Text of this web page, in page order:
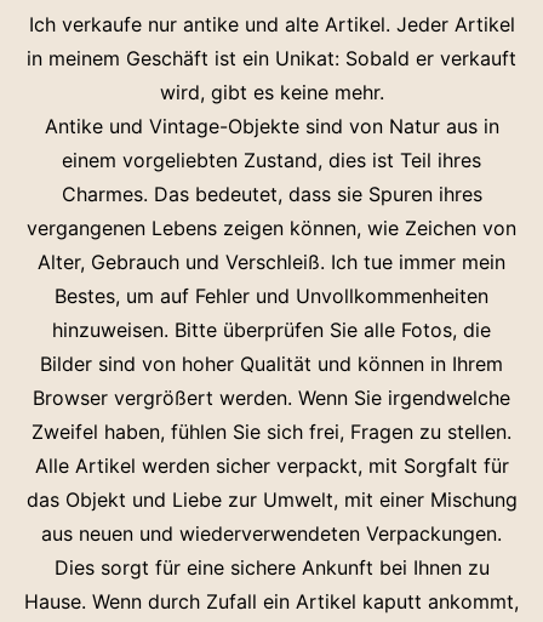
Ich verkaufe nur antike und alte Artikel. Jeder Artikel
in meinem Geschäft ist ein Unikat: Sobald er verkauft
wird, gibt es keine mehr.
Antike und Vintage-Objekte sind von Natur aus in
einem vorgeliebten Zustand, dies ist Teil ihres
Charmes. Das bedeutet, dass sie Spuren ihres
vergangenen Lebens zeigen können, wie Zeichen von
Alter, Gebrauch und Verschleiß. Ich tue immer mein
Bestes, um auf Fehler und Unvollkommenheiten
hinzuweisen. Bitte überprüfen Sie alle Fotos, die
Bilder sind von hoher Qualität und können in Ihrem
Browser vergrößert werden. Wenn Sie irgendwelche
Zweifel haben, fühlen Sie sich frei, Fragen zu stellen.
Alle Artikel werden sicher verpackt, mit Sorgfalt für
das Objekt und Liebe zur Umwelt, mit einer Mischung
aus neuen und wiederverwendeten Verpackungen.
Dies sorgt für eine sichere Ankunft bei Ihnen zu
Hause. Wenn durch Zufall ein Artikel kaputt ankommt,